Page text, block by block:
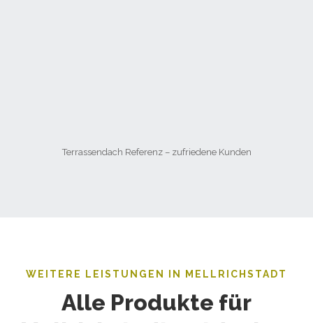
Terrassendach Referenz – zufriedene Kunden
WEITERE LEISTUNGEN IN MELLRICHSTADT
Alle Produkte für